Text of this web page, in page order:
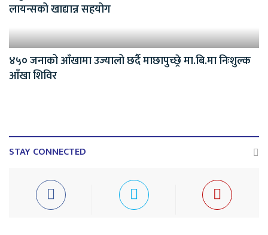
लायन्सको खाद्यान्न सहयोग
४५० जनाको आँखामा उज्यालो छर्दै माछापुच्छ्रे मा.बि.मा निःशुल्क
आँखा शिविर
STAY CONNECTED